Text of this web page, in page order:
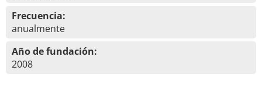
Frecuencia:
anualmente
Año de fundación:
2008